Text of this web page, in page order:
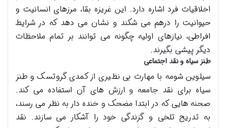
اخلاقیات فرد اشاره دارد. این غریزه بقا، مرزهای انسانیت و
حیوانیت را درهم می شکند و نشان می دهد که در شرایط
افراطی، نیازهای اولیه چگونه می توانند بر تمام ملاحظات
دیگر پیشی بگیرند.
طنز سیاه و نقد اجتماعی
سیلوین شومه با مهارت بی نظیری از کمدی گروتسک و طنز
سیاه برای نقد جامعه و ارزش های آن استفاده می کند.
صحنه هایی که در ابتدا مضحک و خنده دار به نظر می رسند،
به تدریج تلخی و گزندگی خود را آشکار می سازند. نقد